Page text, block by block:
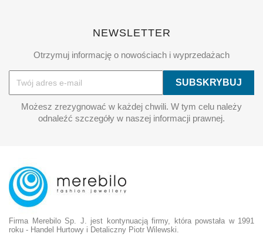
NEWSLETTER
Otrzymuj informację o nowościach i wyprzedażach
Możesz zrezygnować w każdej chwili. W tym celu należy
odnaleźć szczegóły w naszej informacji prawnej.
Firma Merebilo Sp. J. jest kontynuacją firmy, która powstała w 1991
roku - Handel Hurtowy i Detaliczny Piotr Wilewski.